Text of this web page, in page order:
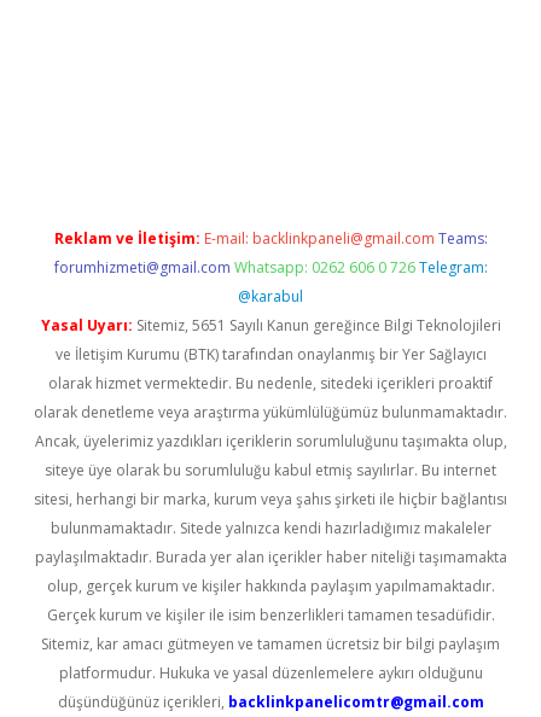
Reklam ve İletişim: E-mail: backlinkpaneli@gmail.com Teams:
forumhizmeti@gmail.com Whatsapp: 0262 606 0 726 Telegram:
@karabul
Yasal Uyarı: Sitemiz, 5651 Sayılı Kanun gereğince Bilgi Teknolojileri
ve İletişim Kurumu (BTK) tarafından onaylanmış bir Yer Sağlayıcı
olarak hizmet vermektedir. Bu nedenle, sitedeki içerikleri proaktif
olarak denetleme veya araştırma yükümlülüğümüz bulunmamaktadır.
Ancak, üyelerimiz yazdıkları içeriklerin sorumluluğunu taşımakta olup,
siteye üye olarak bu sorumluluğu kabul etmiş sayılırlar. Bu internet
sitesi, herhangi bir marka, kurum veya şahıs şirketi ile hiçbir bağlantısı
bulunmamaktadır. Sitede yalnızca kendi hazırladığımız makaleler
paylaşılmaktadır. Burada yer alan içerikler haber niteliği taşımamakta
olup, gerçek kurum ve kişiler hakkında paylaşım yapılmamaktadır.
Gerçek kurum ve kişiler ile isim benzerlikleri tamamen tesadüfidir.
Sitemiz, kar amacı gütmeyen ve tamamen ücretsiz bir bilgi paylaşım
platformudur. Hukuka ve yasal düzenlemelere aykırı olduğunu
düşündüğünüz içerikleri, backlinkpanelicomtr@gmail.com